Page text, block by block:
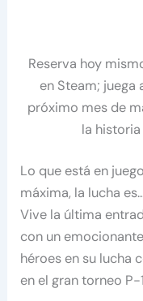
Reserva hoy
en Steam; juega
próximo mes de
la
Lo que está en
máxima, la lucha
Vive la última
con un
héroes en su lucha
en el gran torneo P-